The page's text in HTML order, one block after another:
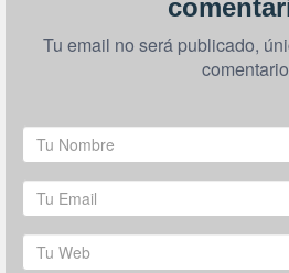
Tu email no será publicado,